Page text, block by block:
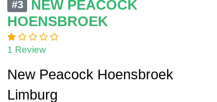
#3
NEW PEACOCK
HOENSBROEK
1 Review
New Peacock Hoensbroek
Limburg